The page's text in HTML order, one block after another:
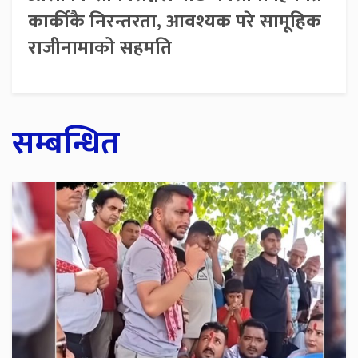
कार्कीकै निरन्तरता, आवश्यक परे सामूहिक
राजीनामाको सहमति
सम्बन्धित